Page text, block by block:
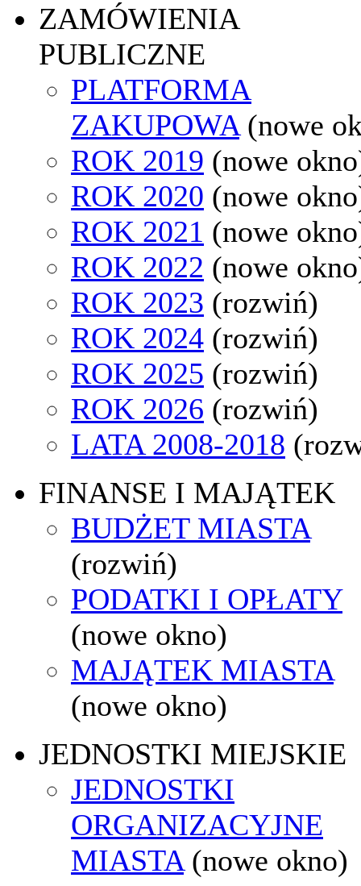
ZAMÓWIENIA
PUBLICZNE
PLATFORMA
ZAKUPOWA (nowe
ROK 2019 (nowe
ROK 2020 (nowe
ROK 2021 (nowe
ROK 2022 (nowe
ROK 2023 (rozwiń)
ROK 2024 (rozwiń)
ROK 2025 (rozwiń)
ROK 2026 (rozwiń)
LATA 2008-2018
FINANSE I MAJĄTEK
BUDŻET MIASTA
(rozwiń)
PODATKI I OPŁATY
(nowe okno)
MAJĄTEK MIASTA
(nowe okno)
JEDNOSTKI MIEJSKIE
JEDNOSTKI
ORGANIZACYJNE
MIASTA (nowe okno)